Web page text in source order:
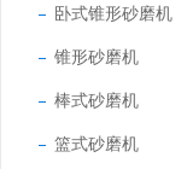
卧式锥形砂磨机
锥形砂磨机
棒式砂磨机
篮式砂磨机